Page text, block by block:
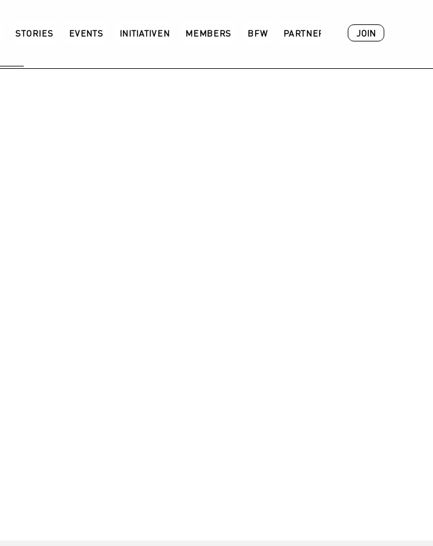
STORIES EVENTS INITIATIVEN MEMBERS BFW PARTNER ACADEMY
JOIN